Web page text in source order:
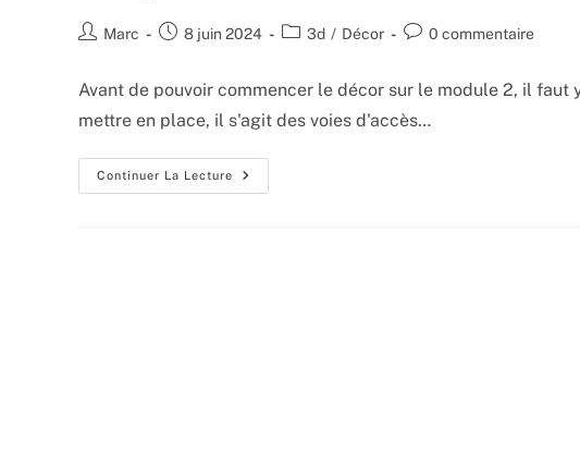
Auteur/autrice
publication :
Marc
Publication
8 juin 2024
Post3d / Décor
Commentaires
publication :
0 commentaire
Avant de pouvoir commencer le décor sur le module 2, il faut
mettre en place, il s'agit des voies d'accès…
Continuer La Lecture
Rampes
D’accès